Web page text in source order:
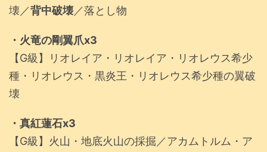
壊／背中破壊／落とし物
・火竜の剛翼爪x3
【G級】リオレイア・リオレイア・リオレウス希少
種・リオレウス・黒炎王・リオレウス希少種の翼破
壊
・真紅蓮石x3
【G級】火山・地底火山の採掘／アカムトルム・ア